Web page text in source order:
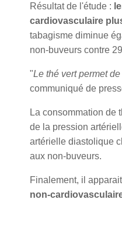
Résultat de l'étude :
cardiovasculaire
tabagisme diminue
non-buveurs contre
"Le thé vert permet
communiqué de
La consommation de
de la pression
artérielle diastolique
aux non-buveurs.
Finalement, il
non-